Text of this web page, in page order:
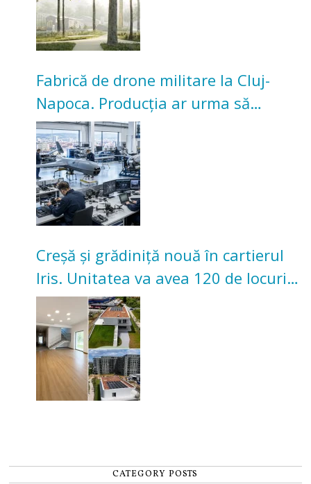
Fabrică de drone militare la Cluj-
Napoca. Producția ar urma să
înceapă în toamna acestui an
Creșă și grădiniță nouă în cartierul
Iris. Unitatea va avea 120 de locuri
pentru copii
CATEGORY POSTS